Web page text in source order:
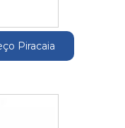
Piracaia